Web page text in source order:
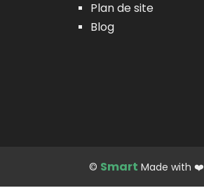
Plan de site
Blog
© Smart Made with ❤️